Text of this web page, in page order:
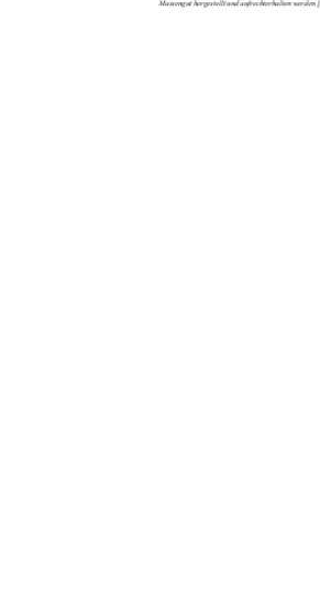
Massengut hergestellt und aufrechterhalten werden